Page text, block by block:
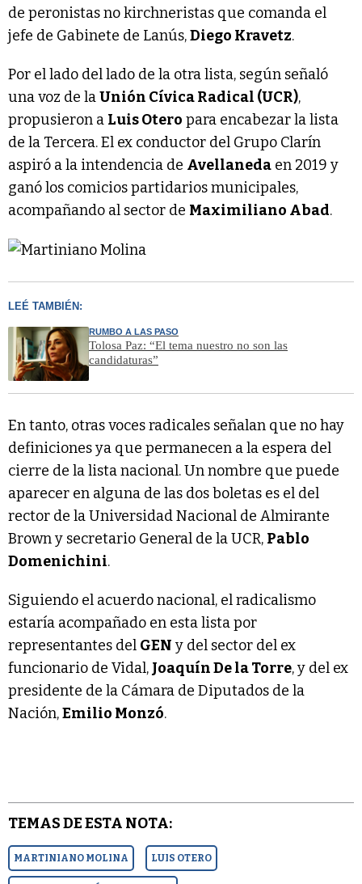
de peronistas no kirchneristas que comanda el
jefe de Gabinete de Lanús,Diego Kravetz.
Por el lado del lado de la otra lista, según señaló
una voz de laUnión Cívica Radical (UCR),
propusieron a Luis Otero para encabezar la lista
de la Tercera. El ex conductor del Grupo Clarín
aspiró a la intendencia de Avellaneda en 2019 y
ganó los comicios partidarios municipales,
acompañando al sector de Maximiliano Abad.
LEÉ TAMBIÉN:
RUMBO A LAS PASO
Tolosa Paz: “El tema nuestro no son las
candidaturas”
En tanto, otras voces radicales señalan que no hay
definiciones ya que permanecen a la espera del
cierre de la lista nacional. Un nombre que puede
aparecer en alguna de las dos boletas es el del
rector de la Universidad Nacional de Almirante
Brown y secretario General de la UCR, Pablo
Domenichini.
Siguiendo el acuerdo nacional, el radicalismo
estaría acompañado en esta lista por
representantes del GEN y del sector del ex
funcionario de Vidal, Joaquín De la Torre, y del ex
presidente de la Cámara de Diputados de la
Nación,Emilio Monzó.
TEMAS DE ESTA NOTA:
MARTINIANO MOLINA LUIS OTERO